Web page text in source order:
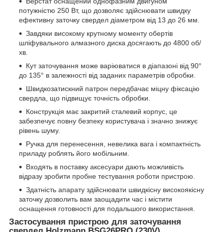
потужністю 250 Вт, що дозволяє здійснювати швидку
ефективну заточку свердел діаметром від 13 до 26 мм.
Завдяки високому крутному моменту обертів
шліфувального алмазного диска досягають до 4800 об/
хв.
Кут заточування може варіюватися в діапазоні від 90°
до 135° в залежності від заданих параметрів обробки.
Швидкозатискний патрон передбачає міцну фіксацію
свердла, що підвищує точність обробки.
Конструкція має закритий сталевий корпус, це
забезпечує повну безпеку користувача і значно знижує
рівень шуму.
Ручка для перенесення, невелика вага і компактність
приладу роблять його мобільним.
Входять в поставку аксесуари дають можливість
відразу зробити пробне тестування роботи пристрою.
Здатність апарату здійснювати швидкісну високоякісну
заточку дозволить вам заощадити час і містити
оснащення готовності для подальшого використання.
Застосування пристрою для заточування